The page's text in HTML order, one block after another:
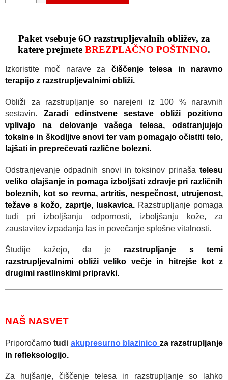
Paket vsebuje 6O razstrupljevalnih obližev, za
katere prejmete BREZPLAČNO POŠTNINO.
Izkoristite moč narave za čiščenje telesa in naravno
terapijo z razstrupljevalnimi obliži.
Obliži za razstrupljanje so narejeni iz 100 % naravnih
sestavin. Zaradi edinstvene sestave obliži pozitivno
vplivajo na delovanje vašega telesa, odstranjujejo
toksine in škodljive snovi ter vam pomagajo očistiti telo,
lajšati in preprečevati različne bolezni.
Odstranjevanje odpadnih snovi in toksinov prinaša telesu
veliko olajšanje in pomaga izboljšati zdravje pri različnih
boleznih, kot so revma, artritis, nespečnost, utrujenost,
težave s kožo, zaprtje, luskavica. Razstrupljanje pomaga
tudi pri izboljšanju odpornosti, izboljšanju kože, za
zaustavitev izpadanja las in povečanje splošne vitalnosti.
Študije kažejo, da je razstrupljanje s temi
razstrupljevalnimi obliži veliko večje in hitrejše kot z
drugimi rastlinskimi pripravki.
NAŠ NASVET
Priporočamotudi akupresurno blazinico za razstrupljanje
in refleksologijo.
Za hujšanje, čiščenje telesa in razstrupljanje so lahko